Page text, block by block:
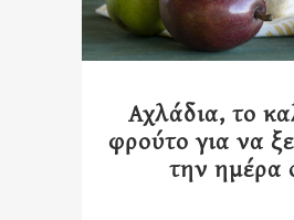
Αχλάδια, το
φρούτο για να
την ημέρα